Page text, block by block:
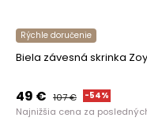
Rýchle doručenie
Biela závesná skrinka
49 € 107€ -54%
Najnižšia cena za